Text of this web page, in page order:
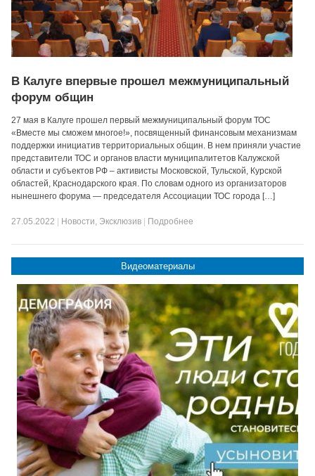
В Калуге впервые прошел межмуниципальный
форум общин
27 мая в Калуге прошел первый межмуниципальный форум ТОС
«Вместе мы сможем многое!», посвященный финансовым механизмам
поддержки инициатив территориальных общин. В нем приняли участие
представители ТОС и органов власти муниципалитетов Калужской
области и субъектов РФ – активисты Московской, Тульской, Курской
областей, Краснодарского края. По словам одного из организаторов
нынешнего форума — председателя Ассоциации ТОС города […]
27.05.2022 Новости, Эксклюзив Подробнее
Видеоматериалы